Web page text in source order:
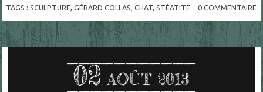
TAGS :SCULPTURE,GÉRARD COLLAS,CHAT,STÉATITE 0 COMMENTAIRE
02 AOÛT 2013